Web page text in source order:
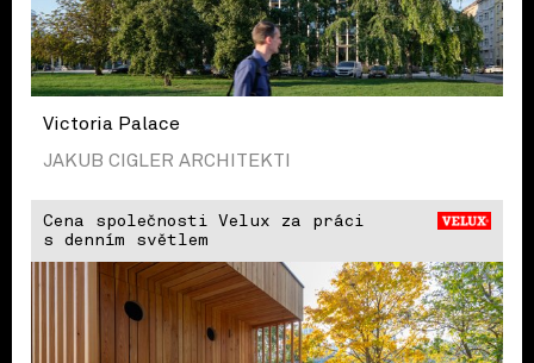
Victoria Palace
JAKUB CIGLER ARCHITEKTI
Cena společnosti Velux za práci
s denním světlem